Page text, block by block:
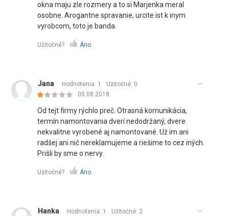
okna maju zle rozmery a to si Marjenka meral
osobne. Arogantne spravanie, urcite ist k inym
vyrobcom, toto je banda.
Užitočné? Áno
Jana Hodnotenia: 1 Užitočné: 0
05.08.2018
Od tejt firmy rýchlo preč. Otrasná komunikácia,
termín namontovania dverí nedodržaný, dvere
nekvalitne vyrobené aj namontované. Už im ani
radšej ani nič nereklamujeme a riešime to cez iných.
Prišli by sme o nervy.
Užitočné? Áno
Hanka Hodnotenia: 1 Užitočné: 2